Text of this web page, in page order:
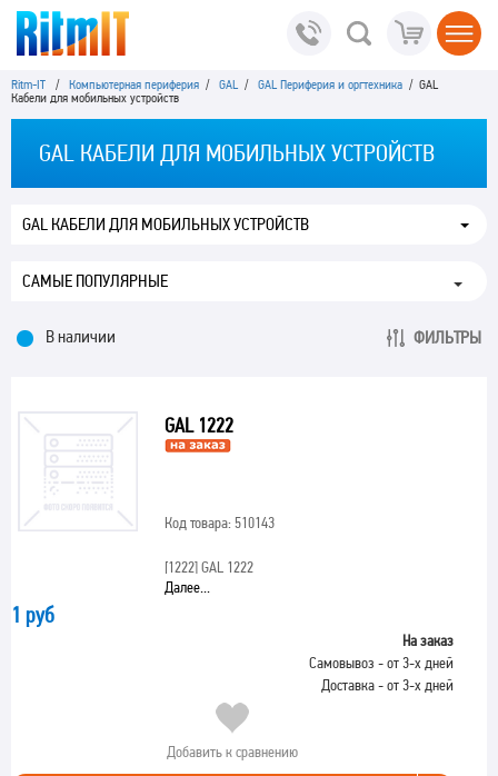
Ritm-IT / Компьютерная периферия / GAL / GAL Периферия и оргтехника / GAL
Кабели для мобильных устройств
GAL КАБЕЛИ ДЛЯ МОБИЛЬНЫХ УСТРОЙСТВ
GAL КАБЕЛИ ДЛЯ МОБИЛЬНЫХ УСТРОЙСТВ
В наличии ФИЛЬТРЫ
GAL 1222
Код товара: 510143
[1222]GAL 1222
Далее...
1 руб
На заказ
Самовывоз - от 3-х дней
Доставка - от 3-х дней
Добавить к сравнению